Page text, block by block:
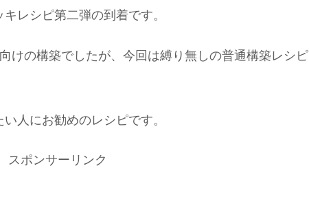
レシピ第二弾の到着です。
けの構築でしたが、今回は縛り無しの普通構築レシピ
人にお勧めのレシピです。
スポンサーリンク